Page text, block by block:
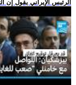
.. الرئيس الإيراني يقول